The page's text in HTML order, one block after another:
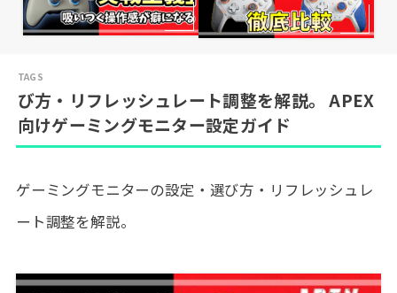
び方・リフレッシュレート調整を解説。 APEX
向けゲーミングモニター設定ガイド
ゲーミングモニターの設定・選び方・リフレッシュレ
ート調整を解説。